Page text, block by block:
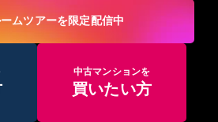
ムツアーを限定配信中
中古マンションを
買いたい方